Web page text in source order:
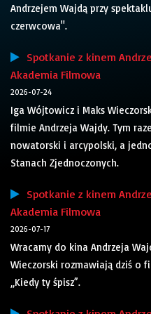
Andrzejem Wajdą przy
czerwcowa".
Spotkanie z kinem
Akademia Filmowa
2026-07-24
Iga Wójtowicz i Maks
filmie Andrzeja Wajdy. Tym
nowatorski i arcypolski, a
Stanach Zjednoczonych.
Spotkanie z kinem
Akademia Filmowa
2026-07-17
Wracamy do kina Andrzeja
Wieczorski rozmawiają dziś o
„Kiedy ty śpisz”.